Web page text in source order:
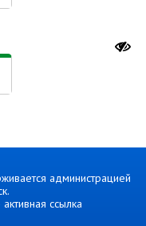
администрацией
ссылка